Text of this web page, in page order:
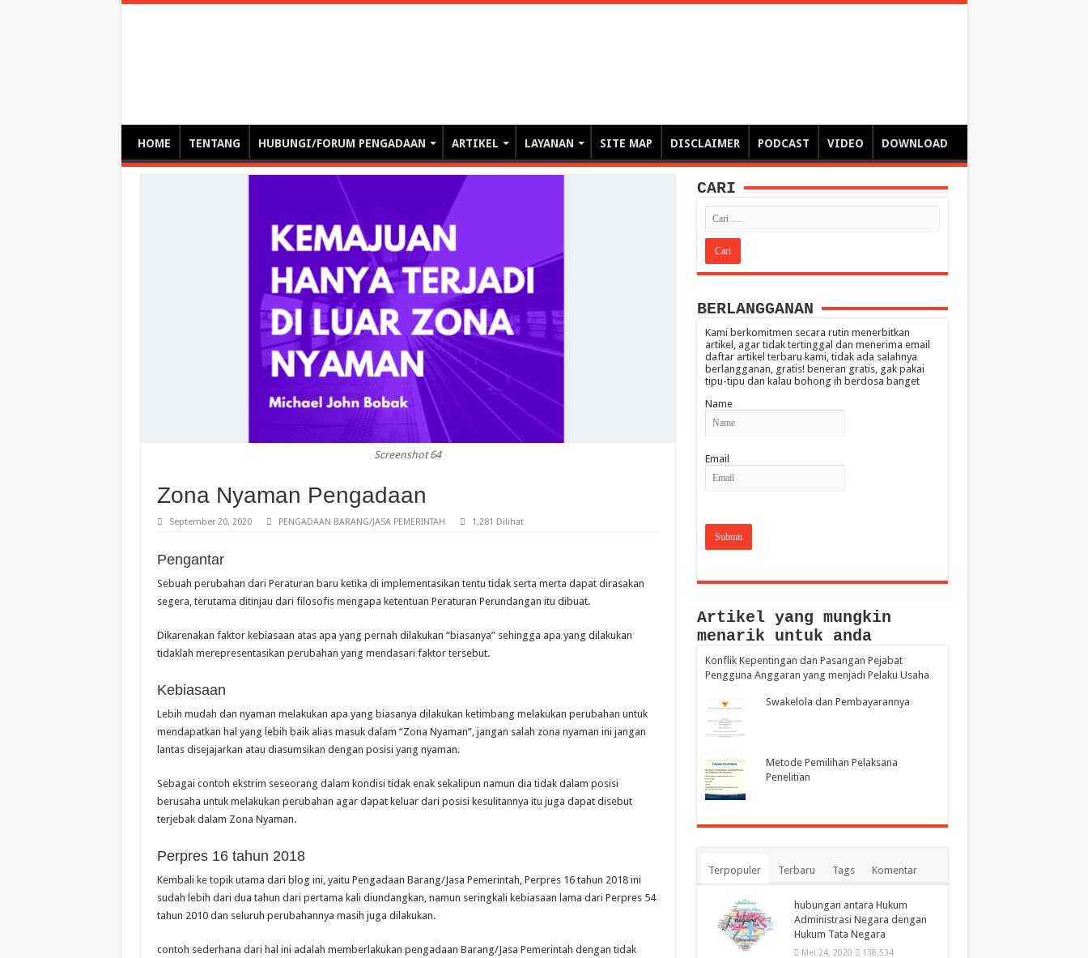
HOME TENTANG HUBUNGI/FORUM PENGADAAN ARTIKEL LAYANAN SITE MAP DISCLAIMER PODCAST VIDEO DOWNLOAD
Screenshot 64
Zona Nyaman Pengadaan
September 20, 2020 PENGADAAN BARANG/JASA PEMERINTAH 1,281 Dilihat
Pengantar
Sebuah perubahan dari Peraturan baru ketika di implementasikan tentu tidak serta merta dapat dirasakan
segera, terutama ditinjau dari filosofis mengapa ketentuan Peraturan Perundangan itu dibuat.
Dikarenakan faktor kebiasaan atas apa yang pernah dilakukan “biasanya” sehingga apa yang dilakukan
tidaklah merepresentasikan perubahan yang mendasari faktor tersebut.
Kebiasaan
Lebih mudah dan nyaman melakukan apa yang biasanya dilakukan ketimbang melakukan perubahan untuk
mendapatkan hal yang lebih baik alias masuk dalam “Zona Nyaman”, jangan salah zona nyaman ini jangan
lantas disejajarkan atau diasumsikan dengan posisi yang nyaman.
Sebagai contoh ekstrim seseorang dalam kondisi tidak enak sekalipun namun dia tidak dalam posisi
berusaha untuk melakukan perubahan agar dapat keluar dari posisi kesulitannya itu juga dapat disebut
terjebak dalam Zona Nyaman.
Perpres 16 tahun 2018
Kembali ke topik utama dari blog ini, yaitu Pengadaan Barang/Jasa Pemerintah, Perpres 16 tahun 2018 ini
sudah lebih dari dua tahun dari pertama kali diundangkan, namun seringkali kebiasaan lama dari Perpres 54
tahun 2010 dan seluruh perubahannya masih juga dilakukan.
contoh sederhana dari hal ini adalah memberlakukan pengadaan Barang/Jasa Pemerintah dengan tidak
CARI
BERLANGGANAN
Kami berkomitmen secara rutin menerbitkan
artikel, agar tidak tertinggal dan menerima email
daftar artikel terbaru kami, tidak ada salahnya
berlangganan, gratis! beneran gratis, gak pakai
tipu-tipu dan kalau bohong ih berdosa banget
Name
Email
Artikel yang mungkin
menarik untuk anda
Konflik Kepentingan dan Pasangan Pejabat
Pengguna Anggaran yang menjadi Pelaku Usaha
Swakelola dan Pembayarannya
Metode Pemilihan Pelaksana
Penelitian
Terpopuler Terbaru Tags Komentar
hubungan antara Hukum
Administrasi Negara dengan
Hukum Tata Negara
Mei 24, 2020 138,534